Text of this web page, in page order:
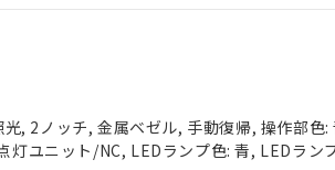
, 2ノッチ, 金属ベゼル, 手動復帰, 操作部色
灯ユニット/NC, LEDランプ色: 青, LEDラ